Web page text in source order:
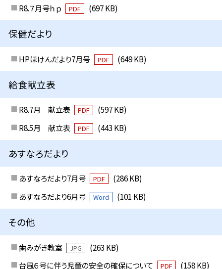
R8.７月号ｈｐ PDF (697 KB)
保健だより
HPほけんだより7月号 PDF (649 KB)
給食献立表
R8.7月 献立表 PDF
(597 KB)
R8.5月 献立表
PDF (443 KB)
あすなろだより
あすなろだより7月号 PDF
(286 KB)
あすなろだより6月号
Word (101 KB)
その他
歯みがき教室 JPG
(263 KB)
台風６号に伴う児童の安全の確保について
PDF (158 KB)